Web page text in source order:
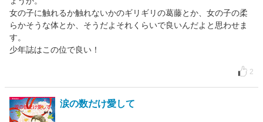
女の子に触れるか触れないかのギリギリの葛藤とか、女の子の柔
らかそうな体とか、そうだよそれくらいで良いんだよと思わせま
す。
少年誌はこの位で良い！
2
涙の数だけ愛して